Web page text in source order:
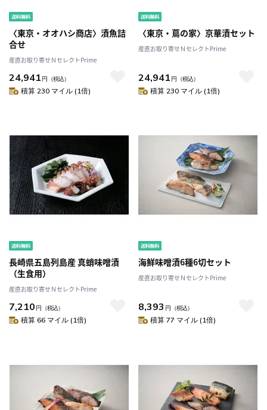
〈東京・オオハシ商店〉漬魚詰
合せ
産直お取り寄せＮセレクトPrime
24,941 円 （税込）
積算 230 マイル (1倍)
〈東京・蔦の家〉京華漬セット
産直お取り寄せＮセレクトPrime
24,941 円 （税込）
積算 230 マイル (1倍)
長崎県五島列島産 真蛸味噌漬
（生食用）
産直お取り寄せＮセレクトPrime
7,210 円 （税込）
積算 66 マイル (1倍)
海鮮味噌漬6種6切セット
産直お取り寄せＮセレクトPrime
8,393 円 （税込）
積算 77 マイル (1倍)